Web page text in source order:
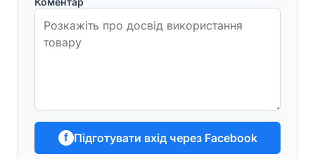
f Підготувати вхід через Facebook